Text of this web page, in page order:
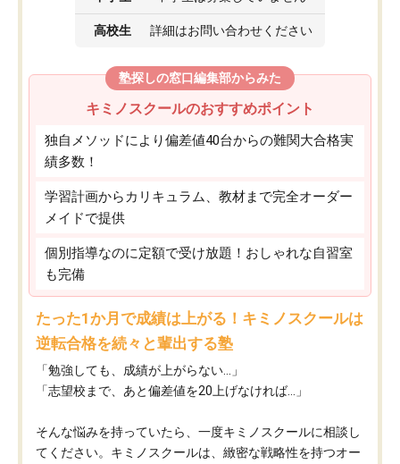
高校生 詳細はお問い合わせください
塾探しの窓口編集部からみた
キミノスクールのおすすめポイント
独自メソッドにより偏差値40台からの難関大合格実
績多数！
学習計画からカリキュラム、教材まで完全オーダー
メイドで提供
個別指導なのに定額で受け放題！おしゃれな自習室
も完備
たった1か月で成績は上がる！キミノスクールは
逆転合格を続々と輩出する塾
「勉強しても、成績が上がらない…」
「志望校まで、あと偏差値を20上げなければ…」
そんな悩みを持っていたら、一度キミノスクールに相談し
てください。キミノスクールは、緻密な戦略性を持つオー